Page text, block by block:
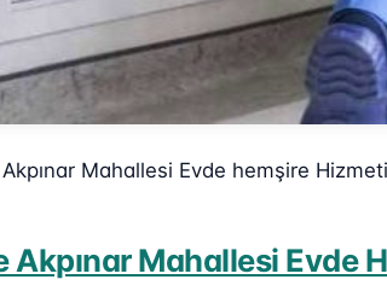
Mahallesi Evde hemşire Hizmeti
Akpınar Mahallesi Evde